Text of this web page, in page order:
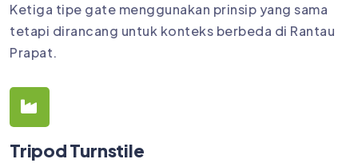
Ketiga tipe gate menggunakan prinsip yang sama
tetapi dirancang untuk konteks berbeda di Rantau
Prapat.
Tripod Turnstile